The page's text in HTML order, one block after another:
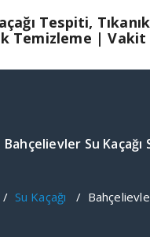
Bahçelievler Su Kaçağı
/ Su Kaçağı /